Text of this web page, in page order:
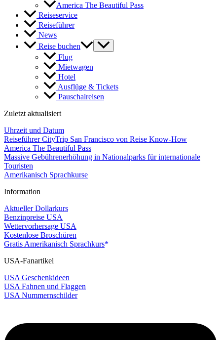
America The Beautiful Pass
Reiseservice
Reiseführer
News
Reise buchen
Flug
Mietwagen
Hotel
Ausflüge & Tickets
Pauschalreisen
Zuletzt aktualisiert
Uhrzeit und Datum
Reiseführer CityTrip San Francisco von Reise Know-How
America The Beautiful Pass
Massive Gebührenerhöhung in Nationalparks für internationale
Touristen
Amerikanisch Sprachkurse
Information
Aktueller Dollarkurs
Benzinpreise USA
Wettervorhersage USA
Kostenlose Broschüren
Gratis Amerikanisch Sprachkurs
USA-Fanartikel
USA Geschenkideen
USA Fahnen und Flaggen
USA Nummernschilder